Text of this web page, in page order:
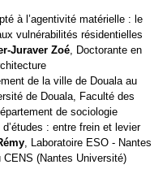
à l’agentivité matérielle : le
vulnérabilités résidentielles
Juraver Zoé , Doctorante en
de la ville de Douala au
de Douala, Faculté des
de sociologie
: entre frein et levier
, Laboratoire ESO - Nantes
(Nantes Université)